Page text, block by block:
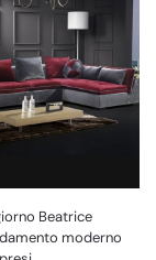
Beatrice
moderno